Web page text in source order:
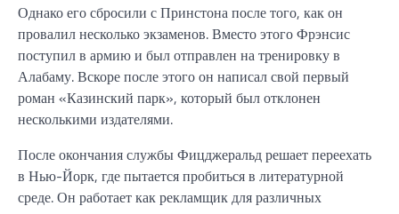
Однако его сбросили с Принстона после того, как он
провалил несколько экзаменов. Вместо этого Фрэнсис
поступил в армию и был отправлен на тренировку в
Алабаму. Вскоре после этого он написал свой первый
роман «Казинский парк», который был отклонен
несколькими издателями.
После окончания службы Фицджеральд решает переехать
в Нью-Йорк, где пытается пробиться в литературной
среде. Он работает как рекламщик для различных